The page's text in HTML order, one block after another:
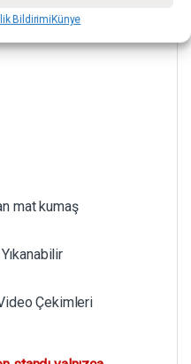
BildirimiKünye
mat kumaş
Çekimleri